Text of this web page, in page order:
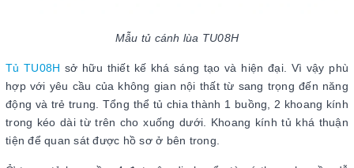
Mẫu tủ cánh lùa TU08H
Tủ TU08H sở hữu thiết kế khá sáng tạo và hiện đại. Vì vậy phù
hợp với yêu cầu của không gian nội thất từ sang trọng đến năng
động và trẻ trung. Tổng thể tủ chia thành 1 buồng, 2 khoang kính
trong kéo dài từ trên cho xuống dưới. Khoang kính tủ khá thuận
tiện để quan sát được hồ sơ ở bên trong.